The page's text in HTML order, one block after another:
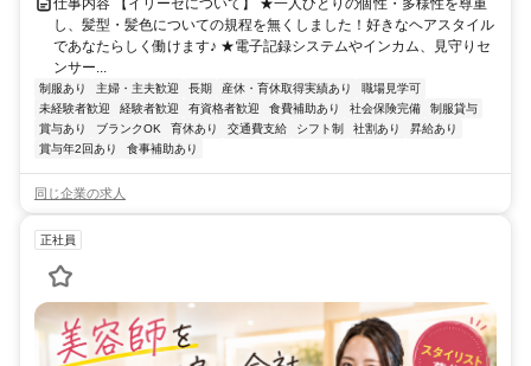
仕事内容 【イリーゼについて】 ★一人ひとりの個性・多様性を尊重
し、髪型・髪色についての規程を無くしました！好きなヘアスタイル
であなたらしく働けます♪ ★電子記録システムやインカム、見守りセ
ンサー...
制服あり 主婦・主夫歓迎 長期 産休・育休取得実績あり
職場見学可
未経験者歓迎
経験者歓迎 有資格者歓迎 食費補助あり 社会保険完備
制服貸与
賞与あり
ブランクOK 育休あり 交通費支給 シフト制 社割あり
昇給あり
賞与年2回あり
食事補助あり
同じ企業の求人
正社員